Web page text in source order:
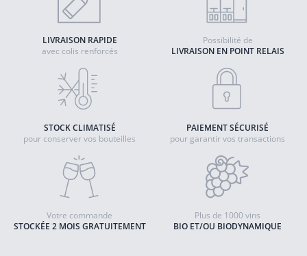
LIVRAISON RAPIDE
avec colis renforcés
LIVRAISON EN POINT RELAIS
Possibilité de
STOCK CLIMATISÉ
pour conserver vos bouteilles
PAIEMENT SÉCURISÉ
pour garantir vos transactions
STOCKÉE 2 MOIS GRATUITEMENT
Votre commande
BIO ET/OU BIODYNAMIQUE
Plus de 1000 vins